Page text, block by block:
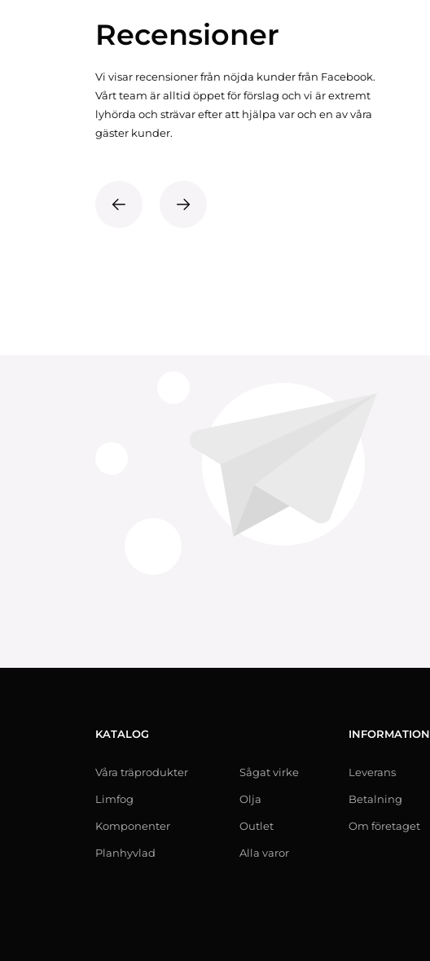
Recensioner
Vi visar recensioner från nöjda kunder från Facebook.
Vårt team är alltid öppet för förslag och vi är extremt
lyhörda och strävar efter att hjälpa var och en av våra
gäster kunder.
KATALOG
Våra träprodukter
Limfog
Komponenter
Planhyvlad
Sågat virke
Olja
Outlet
Alla varor
INFORMATION
Leverans
Betalning
Om företaget